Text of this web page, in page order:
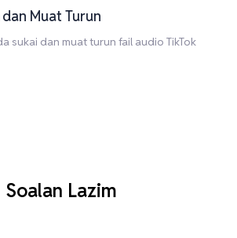
Muat Turun
sukai dan muat turun fail audio TikTok
Soalan Lazim